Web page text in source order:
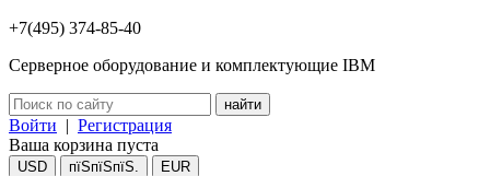
+7(495) 374-85-40
Серверное оборудование и комплектующие IBM
Войти | Регистрация
Ваша корзина пуста
USD пїЅпїЅпїЅ. EUR